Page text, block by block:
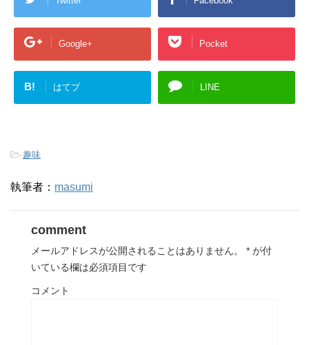
Google+ Pocket
B! はてブ LINE
-趣味
執筆者： masumi
comment
メールアドレスが公開されることはありません。 * が付
いている欄は必須項目です
コメント